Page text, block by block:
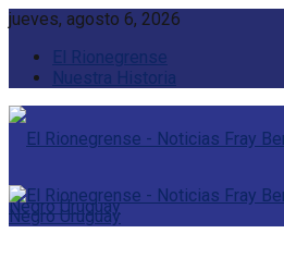
jueves, agosto 6, 2026
El Rionegrense
Nuestra Historia